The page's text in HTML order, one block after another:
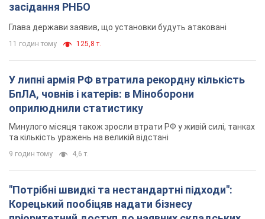
засідання РНБО
Глава держави заявив, що установки будуть атаковані
11 годин тому 125,8 т.
У липні армія РФ втратила рекордну кількість
БпЛА, човнів і катерів: в Міноборони
оприлюднили статистику
Минулого місяця також зросли втрати РФ у живій силі, танках
та кількість уражень на великій відстані
9 годин тому 4,6 т.
"Потрібні швидкі та нестандартні підходи":
Корецький пообіцяв надати бізнесу